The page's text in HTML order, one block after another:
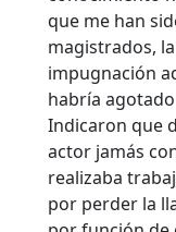
que me han
magistrados,
impugnación
habría
Indicaron que
actor jamás
realizaba
por perder la